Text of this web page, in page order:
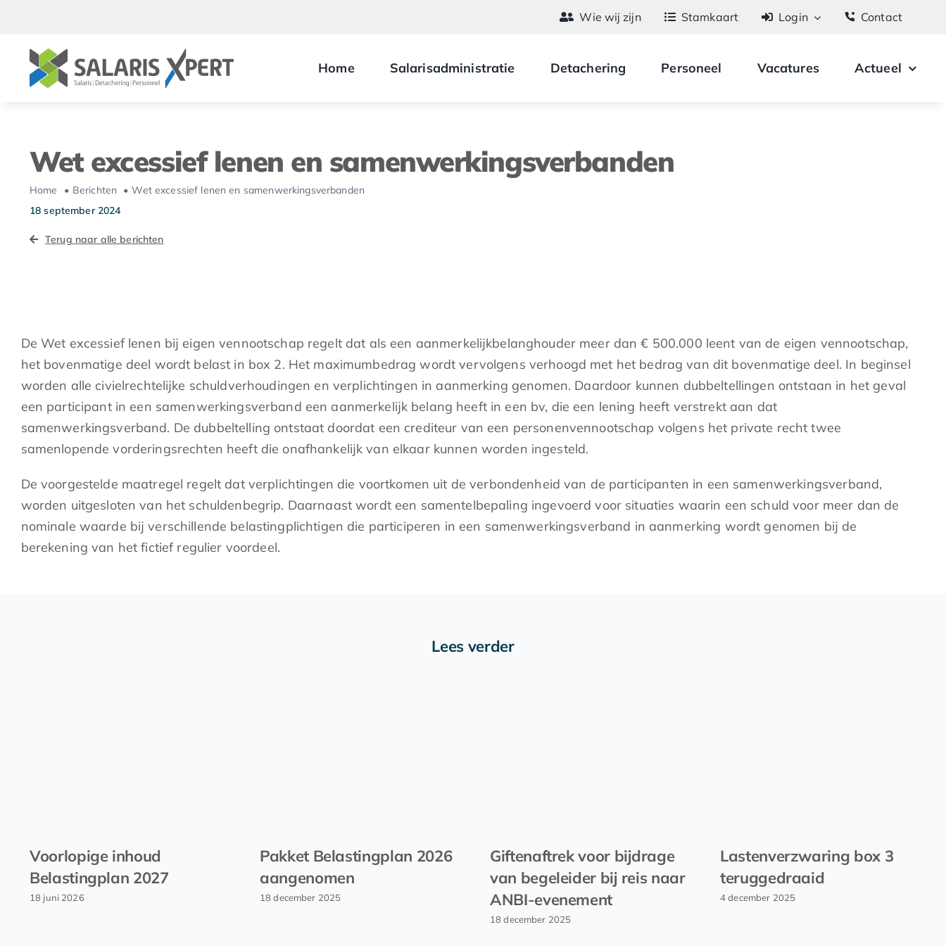
inhoud
Wie wij zijn Stamkaart Login Contact
Home Salarisadministratie Detachering Personeel Vacatures Actueel
Wet excessief lenen en samenwerkingsverbanden
Home Berichten
Wet excessief lenen en samenwerkingsverbanden
18 september 2024
Terug naar alle berichten
De Wet excessief lenen bij eigen vennootschap regelt dat als een aanmerkelijkbelanghouder meer dan € 500.000 leent van de eigen vennootschap,
het bovenmatige deel wordt belast in box 2. Het maximumbedrag wordt vervolgens verhoogd met het bedrag van dit bovenmatige deel. In beginsel
worden alle civielrechtelijke schuldverhoudingen en verplichtingen in aanmerking genomen. Daardoor kunnen dubbeltellingen ontstaan in het geval
een participant in een samenwerkingsverband een aanmerkelijk belang heeft in een bv, die een lening heeft verstrekt aan dat
samenwerkingsverband. De dubbeltelling ontstaat doordat een crediteur van een personenvennootschap volgens het private recht twee
samenlopende vorderingsrechten heeft die onafhankelijk van elkaar kunnen worden ingesteld.
De voorgestelde maatregel regelt dat verplichtingen die voortkomen uit de verbondenheid van de participanten in een samenwerkingsverband,
worden uitgesloten van het schuldenbegrip. Daarnaast wordt een samentelbepaling ingevoerd voor situaties waarin een schuld voor meer dan de
nominale waarde bij verschillende belastingplichtigen die participeren in een samenwerkingsverband in aanmerking wordt genomen bij de
berekening van het fictief regulier voordeel.
Lees verder
Voorlopige inhoud
Belastingplan 2027
18 juni 2026
Pakket Belastingplan 2026
aangenomen
18 december 2025
Giftenaftrek voor bijdrage
van begeleider bij reis naar
ANBI-evenement
18 december 2025
Lastenverzwaring box 3
teruggedraaid
4 december 2025